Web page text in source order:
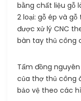
bằng chất liệu gỗ
2 loại: gỗ ép và
được xử lý CNC
bàn tay thủ công
Tấm đồng
của thợ thủ công
bảo vệ theo các